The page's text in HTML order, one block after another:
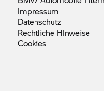
Impressum
Datenschutz
Rechtliche HInweise
Cookies